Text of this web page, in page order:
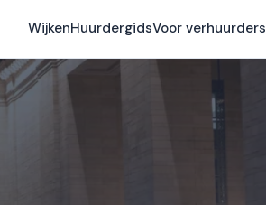
WijkenHuurdergidsVoor verhuurders